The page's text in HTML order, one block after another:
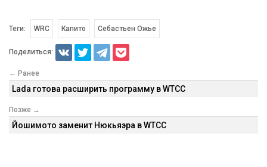
Теги: WRC Капито Себастьен Ожье
Поделиться:
← Ранее
Lada готова расширить программу в WTCC
Позже →
Йошимото заменит Нюкьяэра в WTCC